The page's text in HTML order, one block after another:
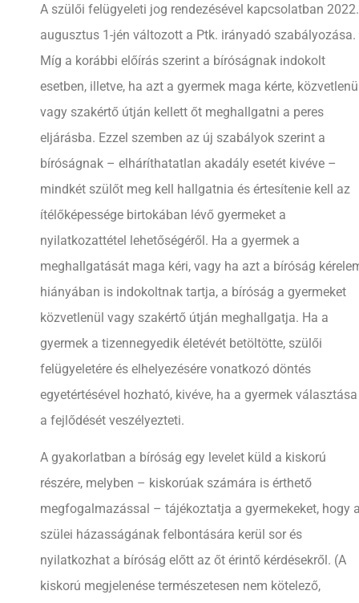
A szülői felügyeleti jog rendezésével kapcsolatban 2022.
augusztus 1-jén változott a Ptk. irányadó szabályozása.
Míg a korábbi előírás szerint a bíróságnak indokolt
esetben, illetve, ha azt a gyermek maga kérte,
vagy szakértő útján kellett őt meghallgatni a peres
eljárásba. Ezzel szemben az új szabályok szerint a
bíróságnak – elháríthatatlan akadály esetét kivéve –
mindkét szülőt meg kell hallgatnia és értesítenie kell az
ítélőképessége birtokában lévő gyermeket a
nyilatkozattétel lehetőségéről. Ha a gyermek a
meghallgatását maga kéri, vagy ha azt a bíróság
hiányában is indokoltnak tartja, a bíróság a gyermeket
közvetlenül vagy szakértő útján meghallgatja. Ha a
gyermek a tizennegyedik életévét betöltötte, szülői
felügyeletére és elhelyezésére vonatkozó döntés
egyetértésével hozható, kivéve, ha a gyermek választása
a fejlődését veszélyezteti.
A gyakorlatban a bíróság egy levelet küld a kiskorú
részére, melyben – kiskorúak számára is érthető
megfogalmazással – tájékoztatja a gyermekeket, hogy
szülei házasságának felbontására kerül sor és
nyilatkozhat a bíróság előtt az őt érintő kérdésekről. (A
kiskorú megjelenése természetesen nem kötelező,